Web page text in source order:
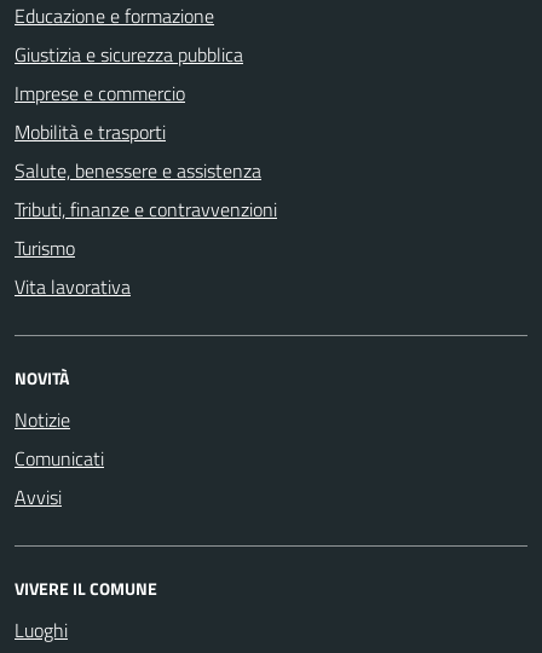
Educazione e formazione
Giustizia e sicurezza pubblica
Imprese e commercio
Mobilità e trasporti
Salute, benessere e assistenza
Tributi, finanze e contravvenzioni
Turismo
Vita lavorativa
NOVITÀ
Notizie
Comunicati
Avvisi
VIVERE IL COMUNE
Luoghi